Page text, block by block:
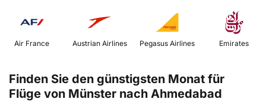
Air France Austrian Airlines Emirates
Finden Sie den günstigsten Monat für
Flüge von Münster nach Ahmedabad